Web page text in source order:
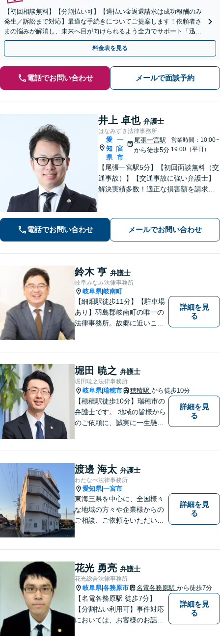
【初回相談無料】【分割払い可】【過払い金返還請求は成功報酬のみ
発生／訴訟まで対応】最適な手続きについてご提案します！依頼者さ
まの悩みが解消し、未来へ目が向けられるよう全力でサポート「迅速
丁寧な対応で、信頼関係を重視」【夜間相談可（要相談）】
料金表を見る
電話でお問い合わせ メールで面談予約
井上 卓也 弁護士
はなみずき法律事務所
愛
知
県
|
一
宮
市
尾張一宮駅
から徒歩5分
営業時間：10:00~
19:00（平日）
【尾張一宮駅5分】【初回面談無料（交
通事故）】【交通事故に強い弁護士】
解決実績多数！適正な損害額を請求
方でもまずは無料相談を！【男女1名ず
つ弁護士在籍】
電話でお問い合わせ メールでお問い合わせ
鈴木 亨 弁護士
岐阜みなみ法律事務所
岐阜県|岐南町
【細畑駅徒歩11分】【駐車場
あり】羽島郡岐南町の唯一の
法律事務所。故郷に近いこの
弁護をいたします。依頼者と
弁護士という垣根を超えて、
良きパートナーとして貢献し
ます。【会社勤務経験あり】
詳細を見
る
堀田 暁之 弁護士
堀田暁之法律事務所
岐阜県|瑞穂市 穂積駅 から徒歩10分
【穂積駅徒歩10分】瑞穂市の
弁護士です。 地域の皆様から
のご依頼に、誠実に一生懸命
はじめとする民事事件に対応
してきました。お気軽にお電
話ください【駐車場完備】
詳細を見
る
渡邊 海太 弁護士
わたなべ法律事務所
愛知県|一宮市
東海三県を中心に、全国様々
な地域の方々や企業様からの
ご相談、ご依頼をいただいて
おります。
詳細を見
る
花光 勇亮 弁護士
花光総合法律事務所
岐阜県|各務原市 名電各務原駅 から徒歩7分
【名電各務原駅 徒歩7分】
【分割払い利用可】事件対応
においては、お客様のお話を
詳細を見
る